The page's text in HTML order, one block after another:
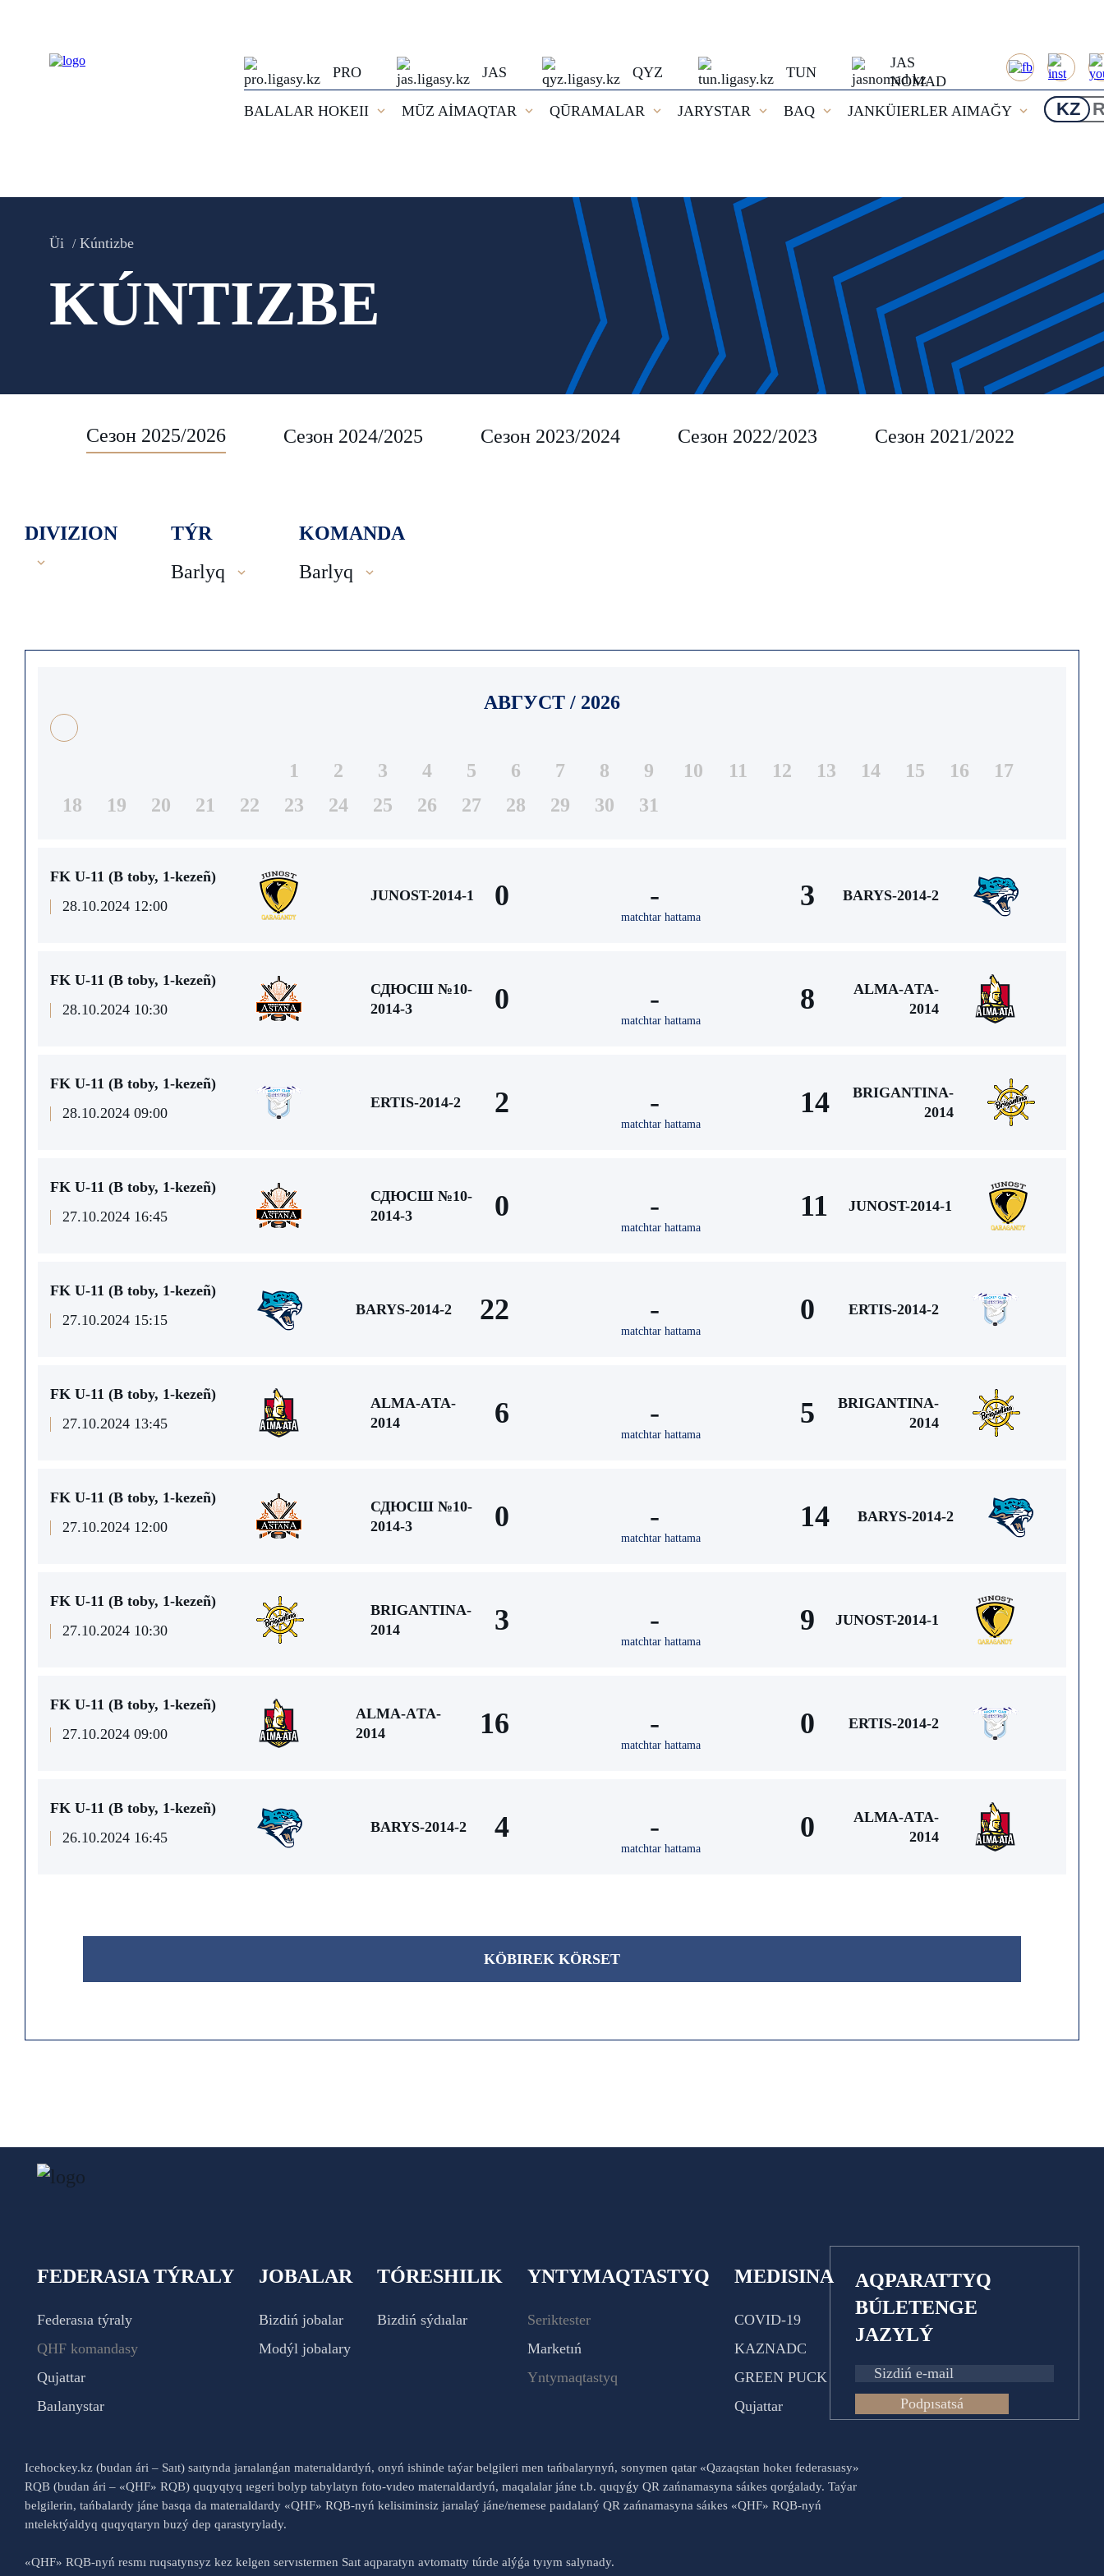
PRO JAS QYZ TUN
JAS
NOMAD
BALALAR HOKEII
MŪZ AİMAQTAR QŪRAMALAR JARYSTAR BAQ JANKÜIERLER AIMAĞY KZ
Üi Kúntizbe
KÚNTIZBE
Сезон 2025/2026 Сезон 2024/2025 Сезон 2023/2024 Сезон 2022/2023 Сезон 2021/2022
DIVIZION
TÝR
Barlyq
KOMANDA
Barlyq
АВГУСТ / 2026
1 2 3 4 5 6 7 8 9 10 11 12 13 14 15 16
17
18
19 20 21 22 23 24 25 26 27 28 29 30 31
FK U-11 (В toby, 1-kezeñ)
28.10.2024 12:00
JUNOST-2014-1 0 -
matchtar hattama
3 BARYS-2014-2
FK U-11 (В toby, 1-kezeñ)
28.10.2024 10:30
СДЮСШ №10-
2014-3
0 -
matchtar hattama
8
ALMA-АTA-
2014
FK U-11 (В toby, 1-kezeñ)
28.10.2024 09:00
ERTIS-2014-2 2 -
matchtar hattama
14
BRIGANTINA-
2014
FK U-11 (В toby, 1-kezeñ)
27.10.2024 16:45
СДЮСШ №10-
2014-3
0 -
matchtar hattama
11 JUNOST-2014-1
FK U-11 (В toby, 1-kezeñ)
27.10.2024 15:15
BARYS-2014-2 22 -
matchtar hattama
0 ERTIS-2014-2
FK U-11 (В toby, 1-kezeñ)
27.10.2024 13:45
ALMA-АTA-
2014
6 -
matchtar hattama
5
BRIGANTINA-
2014
FK U-11 (В toby, 1-kezeñ)
27.10.2024 12:00
СДЮСШ №10-
2014-3
0 -
matchtar hattama
14 BARYS-2014-2
FK U-11 (В toby, 1-kezeñ)
27.10.2024 10:30
BRIGANTINA-
2014
3 -
matchtar hattama
9 JUNOST-2014-1
FK U-11 (В toby, 1-kezeñ)
27.10.2024 09:00
ALMA-АTA-
2014
16 -
matchtar hattama
0 ERTIS-2014-2
FK U-11 (В toby, 1-kezeñ)
26.10.2024 16:45
BARYS-2014-2 4 -
matchtar hattama
0
ALMA-АTA-
2014
KÖBІREK KÖRSET
FEDERASIA TÝRALY
Federasıa týraly
QHF komandasy
Qujattar
Baılanystar
JOBALAR
Bizdiń jobalar
Modýl jobalary
TÓRESHILIK
Bizdiń sýdıalar
YNTYMAQTASTYQ
Seriktester
Marketıń
Yntymaqtastyq
MEDISINA
COVID-19
KAZNADC
GREEN PUCK
Qujattar
AQPARATTYQ
BÚLETENGE
JAZYLÝ
Podpısatsá
Icehockey.kz (budan ári – Saıt) saıtynda jarıalanǵan materıaldardyń, onyń ishinde taýar belgileri men tańbalarynyń, sonymen qatar «Qazaqstan hokeı federasıasy»
RQB (budan ári – «QHF» RQB) quqyqtyq ıegeri bolyp tabylatyn foto-vıdeo materıaldardyń, maqalalar jáne t.b. quqyǵy QR zańnamasyna sáıkes qorǵalady. Taýar
belgilerin, tańbalardy jáne basqa da materıaldardy «QHF» RQB-nyń kelisiminsiz jarıalaý jáne/nemese paıdalaný QR zańnamasyna sáıkes «QHF» RQB-nyń
ıntelektýaldyq quqyqtaryn buzý dep qarastyrylady.
«QHF» RQB-nyń resmı ruqsatynsyz kez kelgen servıstermen Saıt aqparatyn avtomatty túrde alýǵa tyıym salynady.